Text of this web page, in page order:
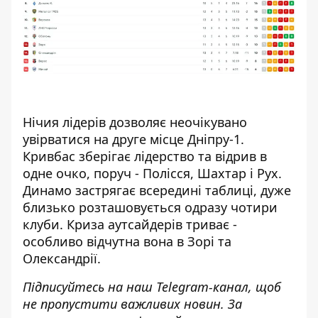
Нічия лідерів дозволяє неочікувано
увірватися на друге місце Дніпру-1.
Кривбас зберігає лідерство та відрив в
одне очко, поруч - Полісся, Шахтар і Рух.
Динамо застрягає всередині таблиці, дуже
близько розташовується одразу чотири
клуби. Криза аутсайдерів триває -
особливо відчутна вона в Зорі та
Олександрії.
Підписуйтесь на наш Telegram-канал, щоб
не пропустити важливих новин. За